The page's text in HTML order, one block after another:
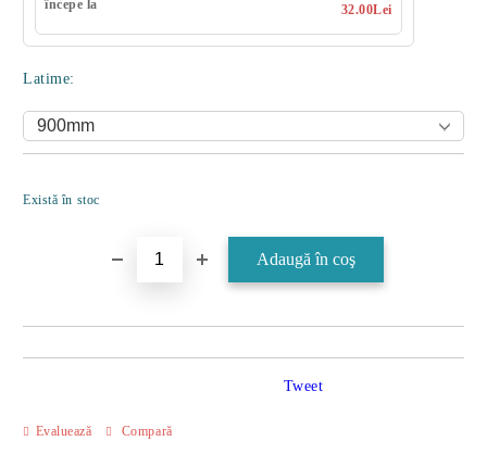
începe la 32.00Lei
Latime:
Există în stoc
Evaluează Compară
Tweet